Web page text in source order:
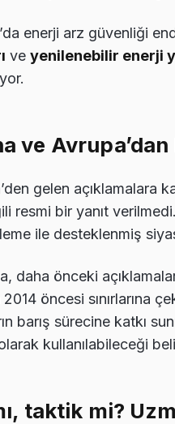
enerji arz güvenliği
ve yenilenebilir enerji
ve
gelen açıklamalara
resmi bir yanıt
ile desteklenmiş
daha önceki
öncesi sınırlarına
barış sürecine katkı
kullanılabileceği
taktik mi?